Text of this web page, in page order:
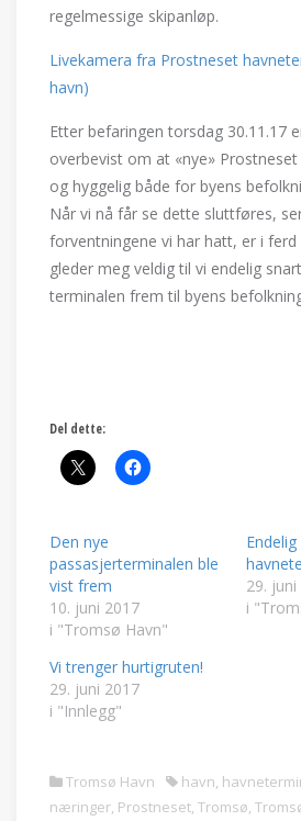
regelmessige skipanløp.
Livekamera fra Prostneset
havn)
Etter befaringen torsdag 30.11.17
overbevist om at «nye»
og hyggelig både for byens
Når vi nå får se dette sluttføres,
forventningene vi har hatt, er i
gleder meg veldig til vi endelig
terminalen frem til byens
Del dette:
Den nye
passasjerterminalen ble
vist frem
10. juni 2017
i "Tromsø Havn"
29. juni
i
Vi trenger hurtigruten!
29. juni 2017
i "Innlegg"
Tromsø Havn havn,
næringer, Prostneset, Tromsø,